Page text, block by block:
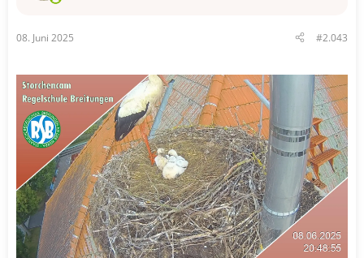
:
08. Juni 2025 #2.043